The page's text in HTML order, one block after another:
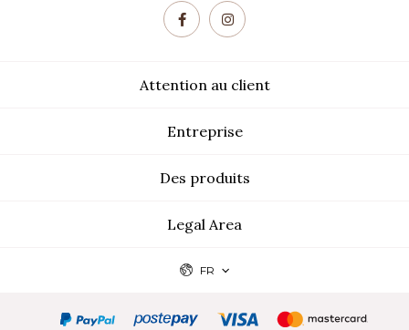
Attention au client
Legal Area
Entreprise
Des produits
FR